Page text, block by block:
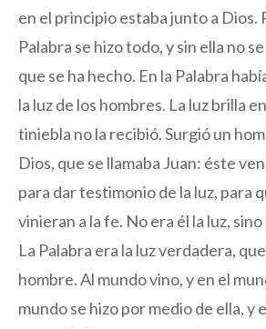
en el principio estaba junto a Dios.
Palabra se hizo todo, y sin ella no
que se ha hecho. En la Palabra
la luz de los hombres. La luz brilla
tiniebla no la recibió. Surgió un
Dios, que se llamaba Juan: éste
para dar testimonio de la luz, para
vinieran a la fe. No era él la luz,
La Palabra era la luz verdadera,
hombre. Al mundo vino, y en el
mundo se hizo por medio de ella, y